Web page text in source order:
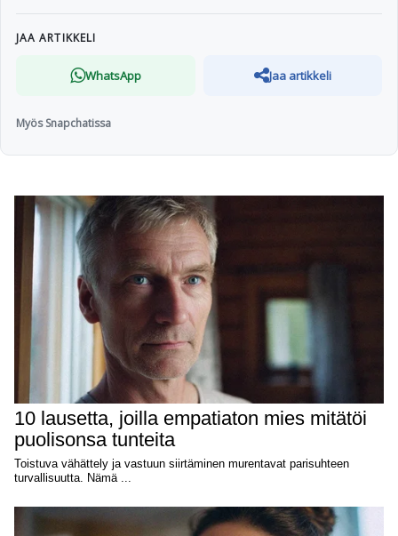
JAA ARTIKKELI
WhatsApp Jaa artikkeli
Myös Snapchatissa